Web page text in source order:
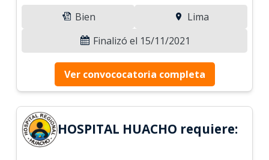
Bien
Lima
Finalizó el 15/11/2021
Ver convococatoria completa
HOSPITAL HUACHO requiere: